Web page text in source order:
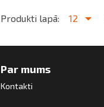
Produkti lapā: 12
Par mums
Kontakti